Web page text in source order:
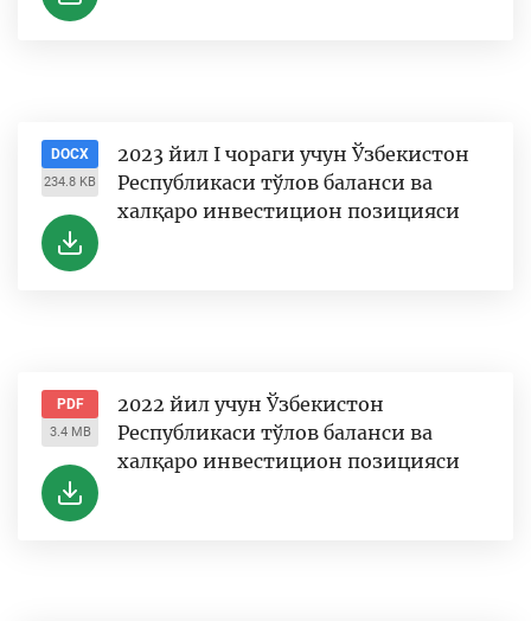
DOCX
234.8 KB
2023 йил I чораги учун Ўзбекистон
Республикаси тўлов баланси ва
халқаро инвестицион позицияси
PDF
3.4 MB
2022 йил учун Ўзбекистон
Республикаси тўлов баланси ва
халқаро инвестицион позицияси